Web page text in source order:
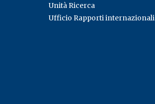
Unità Ricerca
Ufficio Rapporti internazionali